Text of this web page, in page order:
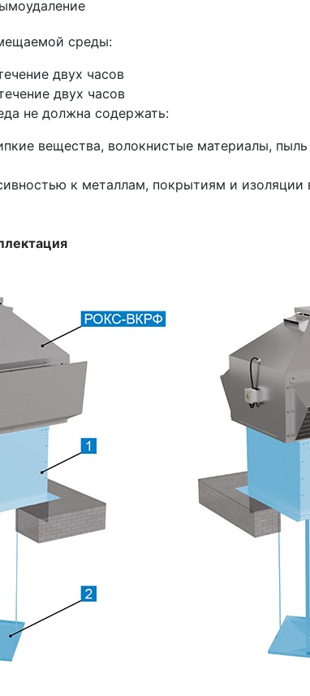
среды:
двух часов
двух часов
не должна содержать:
вещества, волокнистые материалы,
к металлам, покрытиям и изоляции